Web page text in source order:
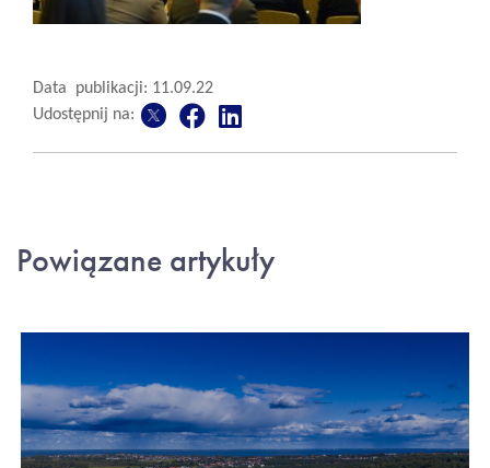
Data publikacji: 11.09.22
Udostępnij na:
Powiązane artykuły